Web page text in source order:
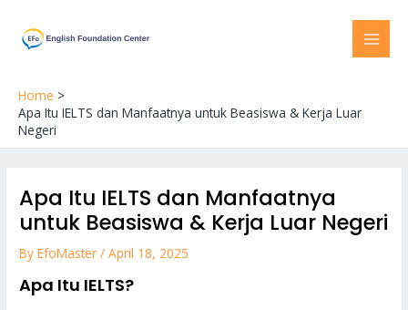
content
Home
Apa Itu IELTS dan Manfaatnya untuk Beasiswa & Kerja Luar
Negeri
Apa Itu IELTS dan Manfaatnya
untuk Beasiswa & Kerja Luar Negeri
ByEfoMaster/April 18, 2025
Apa Itu IELTS?
navigation